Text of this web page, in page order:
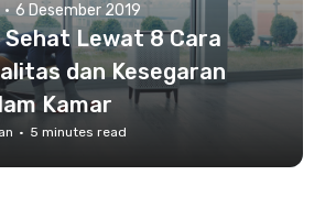
· 6 Desember 2019
Sehat Lewat 8 Cara
dan Kesegaran
Kamar
· 5 minutes read